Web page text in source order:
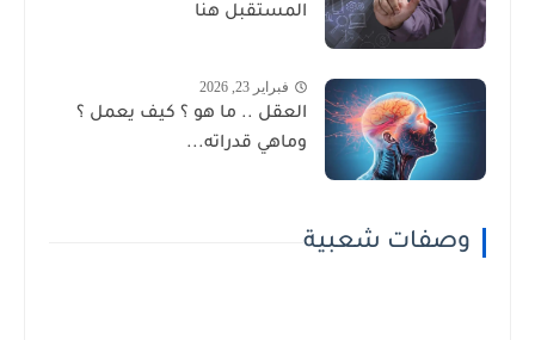
المستقبل هنا
فبراير 23, 2026
العقل .. ما هو ؟ كيف يعمل ؟
وماهي قدراته...
وصفات شعبية